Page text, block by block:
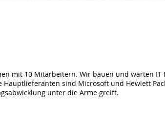
mit 10 Mitarbeitern. Wir bauen und warten
sind Microsoft und Hewlett
unter die Arme greift.